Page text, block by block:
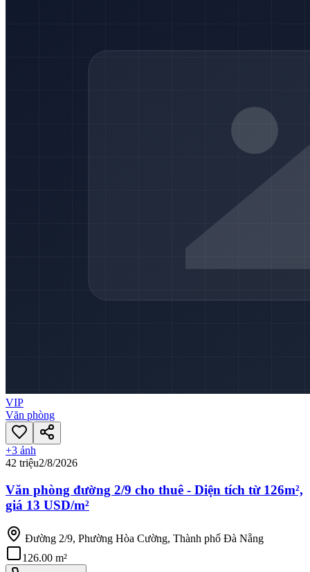
VIP
Văn phòng
+3 ảnh
42 triệu2/8/2026
Văn phòng đường 2/9 cho thuê - Diện tích từ 126m²,
giá 13 USD/m²
Đường 2/9, Phường Hòa Cường, Thành phố Đà Nẵng
126.00 m²